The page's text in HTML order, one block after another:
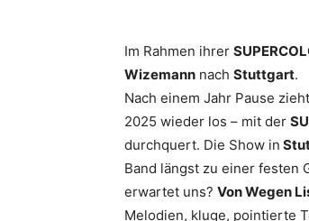
Im Rahmen ihrer
Wizemann nach Stuttgart.
Nach einem Jahr Pause
2025 wieder los – mit der
durchquert. Die Show in
Band längst zu einer festen
erwartet uns? Von Wegen
Melodien, kluge, pointierte